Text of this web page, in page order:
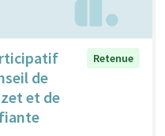
de
et de
Retenue